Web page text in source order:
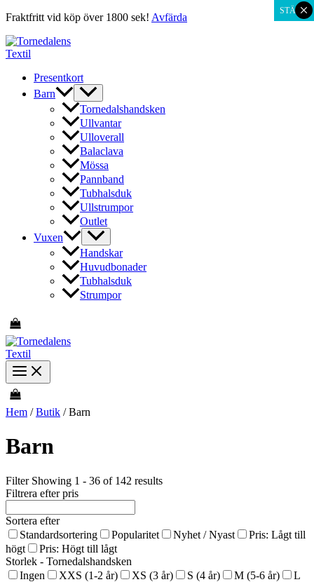
Fraktfritt vid köp över 1800 sek! Avfärda
Hoppa
till
Presentkort
Barn
Tornedalshandsken
Ullvantar
Ulloverall
Balaclava
Mössa
Pannband
Tubhalsduk
Ullstrumpor
Outlet
Vuxen
Handskar
Huvudbonader
Tubhalsduk
Strumpor
Hem /Butik / Barn
Barn
Filter Showing 1 - 36 of 142 results
Filtrera efter pris
Sortera efter
Standardsortering
Popularitet Nyhet / Nyast
Pris: Lågt till
högt
Pris: Högt till lågt
Storlek - Tornedalshandsken
Ingen
XXS (1-2 år) XS (3 år) S (4 år) M (5-6 år)
L
STÄNG
×